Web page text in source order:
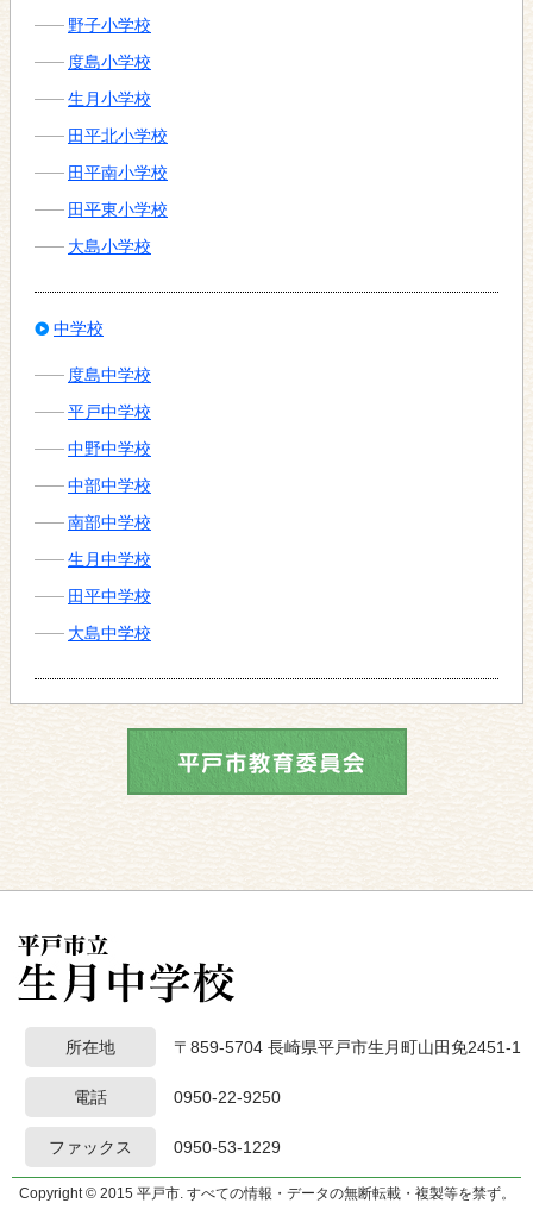
野子小学校
度島小学校
生月小学校
田平北小学校
田平南小学校
田平東小学校
大島小学校
中学校
度島中学校
平戸中学校
中野中学校
中部中学校
南部中学校
生月中学校
田平中学校
大島中学校
所在地 〒859-5704 長崎県平戸市生月町山田免2451-1
電話 0950-22-9250
ファックス 0950-53-1229
Copyright © 2015 平戸市. すべての情報・データの無断転載・複製等を禁ず。